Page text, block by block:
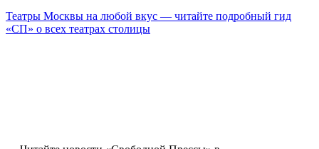
Театры Москвы на любой вкус — читайте подробный гид
«СП» о всех театрах столицы